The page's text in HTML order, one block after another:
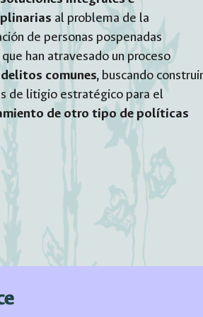
al problema de la
de personas pospenadas
han atravesado un proceso
delitos comunes,buscando construir
de litigio estratégico para el
de otro tipo de políticas